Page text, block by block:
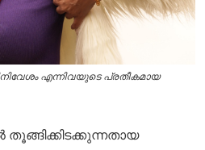
എന്നിവയുടെ പ്രതീകമായ
തൂങ്ങിക്കിടക്കുന്നതായ